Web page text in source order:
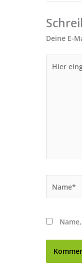
Deine E-
eingeben…